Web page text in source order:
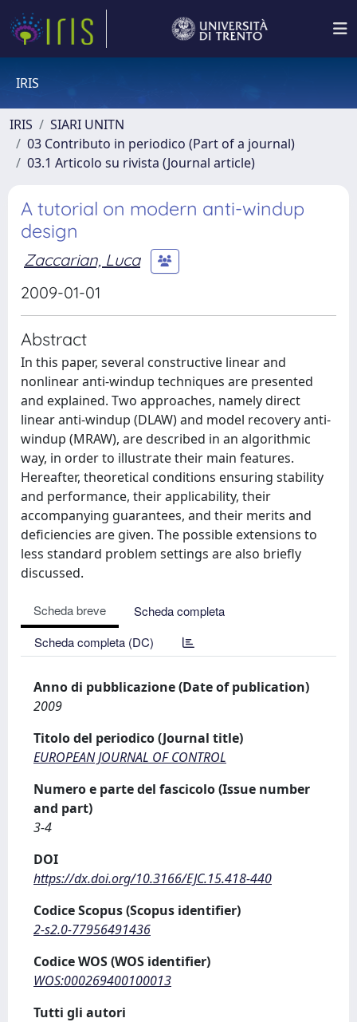
IRIS
IRIS
SIARI UNITN
03 Contributo in periodico (Part of a journal)
03.1 Articolo su rivista (Journal article)
A tutorial on modern anti-windup
design
Zaccarian, Luca
2009-01-01
Abstract
In this paper, several constructive linear and
nonlinear anti-windup techniques are presented
and explained. Two approaches, namely direct
linear anti-windup (DLAW) and model recovery anti-
windup (MRAW), are described in an algorithmic
way, in order to illustrate their main features.
Hereafter, theoretical conditions ensuring stability
and performance, their applicability, their
accompanying guarantees, and their merits and
deficiencies are given. The possible extensions to
less standard problem settings are also briefly
discussed.
Scheda breve
Scheda completa
Scheda completa (DC)
Anno di pubblicazione (Date of publication)
2009
Titolo del periodico (Journal title)
EUROPEAN JOURNAL OF CONTROL
Numero e parte del fascicolo (Issue number
and part)
3-4
DOI
https://dx.doi.org/10.3166/EJC.15.418-440
Codice Scopus (Scopus identifier)
2-s2.0-77956491436
Codice WOS (WOS identifier)
WOS:000269400100013
Tutti gli autori